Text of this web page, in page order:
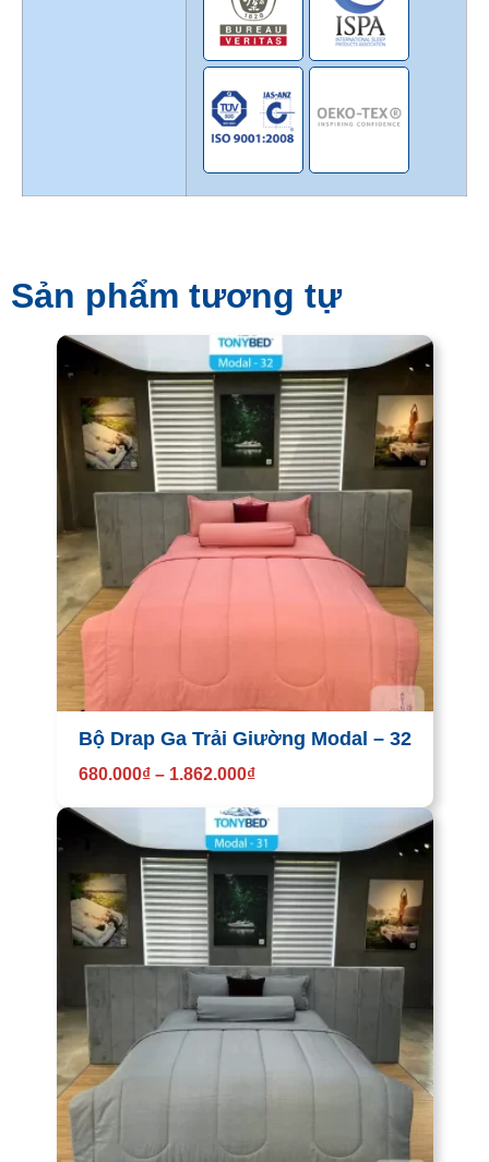
Sản phẩm tương tự
Bộ Drap Ga Trải Giường Modal – 32
680.000₫ – 1.862.000₫